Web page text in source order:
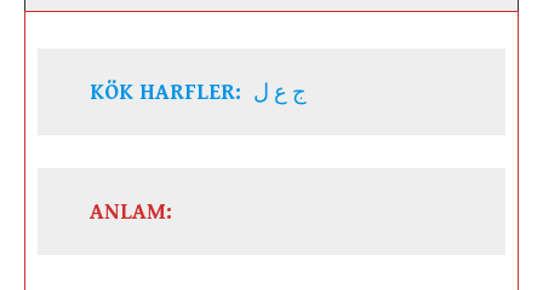
KÖK HARFLER: ج ع ل
ANLAM: